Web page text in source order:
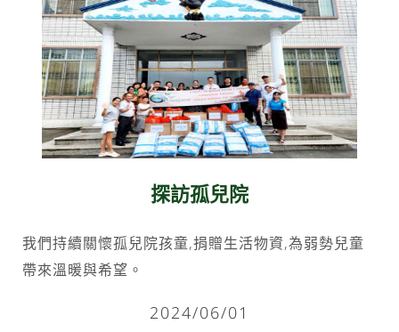
探訪孤兒院
我們持續關懷孤兒院孩童,捐贈生活物資,為弱勢兒童
帶來溫暖與希望。
2024/06/01